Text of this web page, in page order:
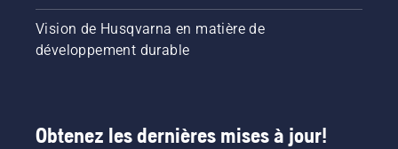
Vision de Husqvarna en matière de
développement durable
Obtenez les dernières mises à jour!